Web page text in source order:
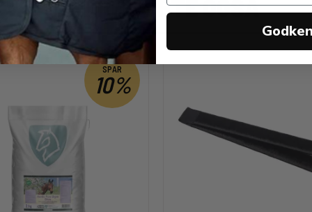
ANDRE KØBTE OGSÅ
SPAR
10%